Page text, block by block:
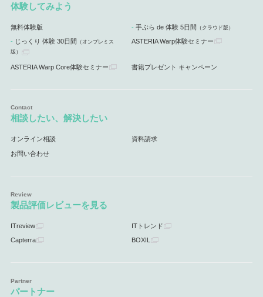
体験してみよう
無料体験版 手ぶら de 体験 5日間 （クラウド版）
じっくり 体験 30日間 （オンプレミス
版）
ASTERIA Warp体験セミナー
ASTERIA Warp Core体験セミナー 書籍プレゼント キャンペーン
相談したい、解決したい
オンライン相談 資料請求
お問い合わせ
製品評価レビューを見る
ITreview ITトレンド
Capterra BOXIL
パートナー